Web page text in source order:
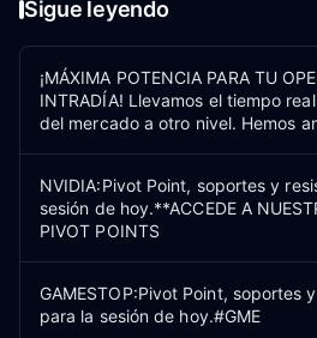
Sigue leyendo
¡MÁXIMA POTENCIA PARA TU
INTRADÍA! Llevamos el tiempo
del mercado a otro nivel. Hemos
NVIDIA:Pivot Point, soportes y
sesión de hoy.**ACCEDE A
PIVOT POINTS
GAMESTOP:Pivot Point, soportes
para la sesión de hoy.#GME